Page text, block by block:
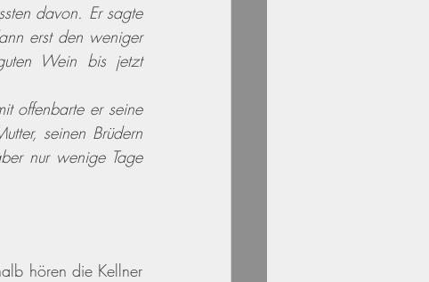
davon. Er sagte
erst den weniger
Wein bis jetzt
offenbarte er seine
seinen Brüdern
nur wenige Tage
hören die Kellner